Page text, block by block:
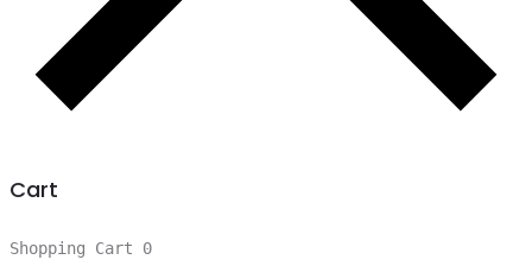
Cart
Shopping Cart 0